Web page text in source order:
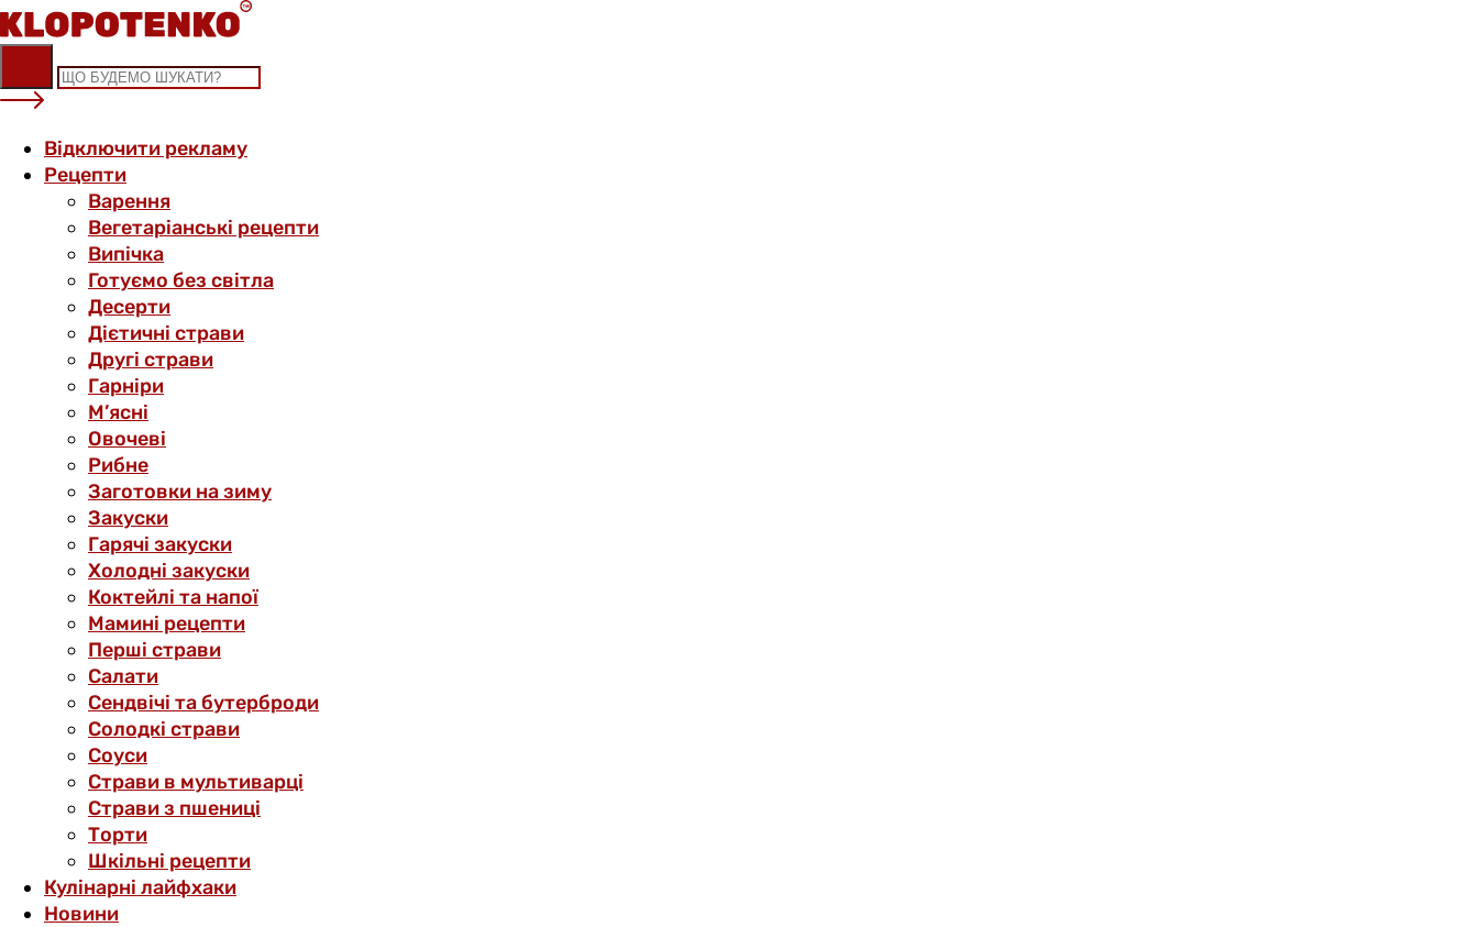
Skip
to
content
Відключити рекламу
Рецепти
Варення
Вегетаріанські рецепти
Випічка
Готуємо без світла
Десерти
Дієтичні страви
Другі страви
Гарніри
М’ясні
Овочеві
Рибне
Заготовки на зиму
Закуски
Гарячі закуски
Холодні закуски
Коктейлі та напої
Мамині рецепти
Перші страви
Салати
Сендвічі та бутерброди
Солодкі страви
Соуси
Страви в мультиварці
Страви з пшениці
Торти
Шкільні рецепти
Кулінарні лайфхаки
Новини